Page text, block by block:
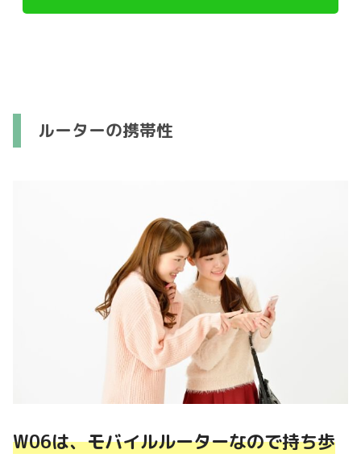
ルーターの携帯性
W06は、モバイルルーターなので持ち歩